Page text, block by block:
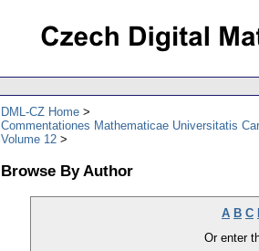
DML-CZ Home
Commentationes Mathematicae Universitatis
Volume 12
Browse By Author
A B C
Or enter